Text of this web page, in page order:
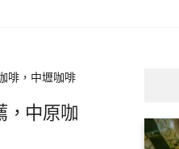
啡，中壢咖啡
，中原咖